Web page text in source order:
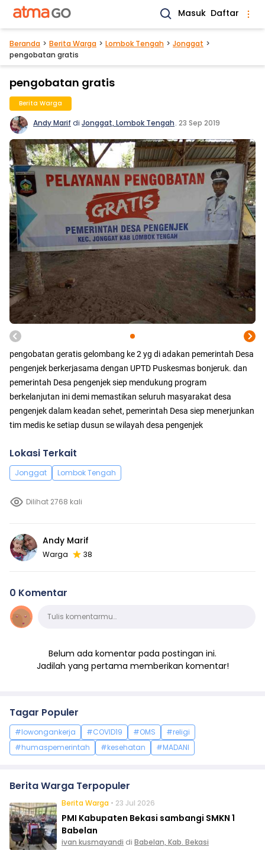
Masuk Daftar
Beranda Berita Warga Lombok Tengah
Jonggat
pengobatan gratis
pengobatan gratis
Berita Warga
Andy Marif di Jonggat, Lombok Tengah. 23 Sep 2019
pengobatan geratis gelombang ke 2 yg di adakan pemerintah Desa
pengenjek berkerjasama dengan UPTD Puskesmas bonjeruk. dan
pemerintah Desa pengenjek siep mendukung program
berkelanjutan ini demi memastikan seluruh masyarakat desa
pengenjek dalam keadan sehet, pemerintah Desa siep menerjunkan
tim medis ke setiap dusun se wilayah desa pengenjek
Lokasi Terkait
Jonggat Lombok Tengah
Dilihat 2768 kali
Andy Marif
Warga 38
0 Komentar
KomentarTulis komentarmu…
Belum ada komentar pada postingan ini.
Jadilah yang pertama memberikan komentar!
Tagar Populer
#lowongankerja #COVID19 #OMS
#religi
#humaspemerintah
#kesehatan #MADANI
Berita Warga Terpopuler
Berita Warga • 23 Jul 2026
PMI Kabupaten Bekasi sambangi SMKN 1
Babelan
ivan kusmayandi di Babelan, Kab. Bekasi